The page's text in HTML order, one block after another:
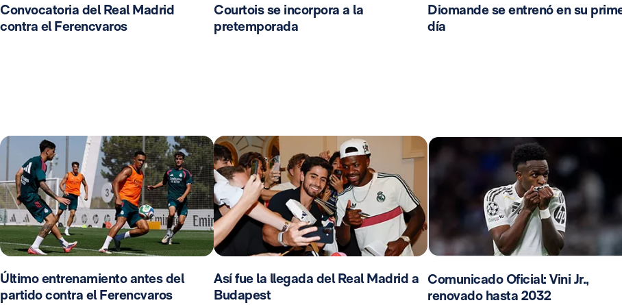
Convocatoria del Real Madrid
contra el Ferencvaros
Courtois se incorpora a la
pretemporada
Diomande se entrenó en su
día
Último entrenamiento antes del
partido contra el Ferencvaros
Así fue la llegada del Real Madrid a
Budapest
Comunicado Oficial: Vini Jr.,
renovado hasta 2032